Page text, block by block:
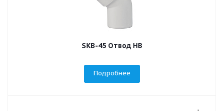
SKB-45 Отвод НВ
Подробнее